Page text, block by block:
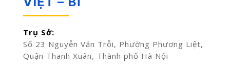
Trụ Sở:
Số 23 Nguyễn Văn Trỗi, Phường Phương Liệt,
Quận Thanh Xuân, Thành phố Hà Nội